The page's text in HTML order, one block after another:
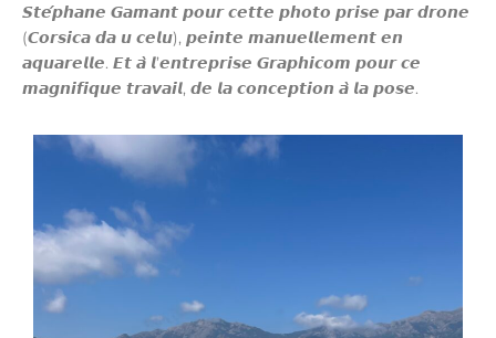
𝙎𝙩𝙚́𝙥𝙝𝙖𝙣𝙚 𝙂𝙖𝙢𝙖𝙣𝙩 𝙥𝙤𝙪𝙧 𝙘𝙚𝙩𝙩𝙚 𝙥𝙝𝙤𝙩𝙤 𝙥𝙧𝙞𝙨𝙚 𝙥𝙖𝙧 𝙙𝙧𝙤𝙣𝙚
(𝘾𝙤𝙧𝙨𝙞𝙘𝙖 𝙙𝙖 𝙪 𝙘𝙚𝙡𝙪), 𝙥𝙚𝙞𝙣𝙩𝙚 𝙢𝙖𝙣𝙪𝙚𝙡𝙡𝙚𝙢𝙚𝙣𝙩 𝙚𝙣
𝙖𝙦𝙪𝙖𝙧𝙚𝙡𝙡𝙚. 𝙀𝙩 𝙖̀ 𝙡’𝙚𝙣𝙩𝙧𝙚𝙥𝙧𝙞𝙨𝙚 𝙂𝙧𝙖𝙥𝙝𝙞𝙘𝙤𝙢 𝙥𝙤𝙪𝙧 𝙘𝙚
𝙢𝙖𝙜𝙣𝙞𝙛𝙞𝙦𝙪𝙚 𝙩𝙧𝙖𝙫𝙖𝙞𝙡, 𝙙𝙚 𝙡𝙖 𝙘𝙤𝙣𝙘𝙚𝙥𝙩𝙞𝙤𝙣 𝙖̀ 𝙡𝙖 𝙥𝙤𝙨𝙚.